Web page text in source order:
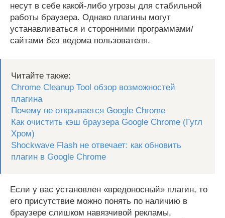
несут в себе какой-либо угрозы для стабильной
работы браузера. Однако плагины могут
устанавливаться и сторонними программами/
сайтами без ведома пользователя.
Читайте также:
Chrome Cleanup Tool обзор возможностей
плагина
Почему не открывается Google Chrome
Как очистить кэш браузера Google Chrome (Гугл
Хром)
Shockwave Flash не отвечает: как обновить
плагин в Google Chrome
Если у вас установлен «вредоносный» плагин, то
его присутствие можно понять по наличию в
браузере слишком навязчивой рекламы,